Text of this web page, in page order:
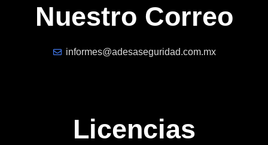
Nuestro Correo
informes@adesaseguridad.com.mx
Licencias